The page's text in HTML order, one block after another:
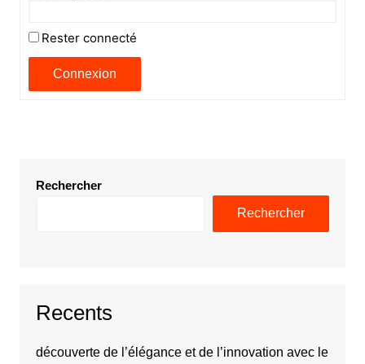
Rester connecté
Connexion
Rechercher
Rechercher
Recents
découverte de l’élégance et de l’innovation avec le